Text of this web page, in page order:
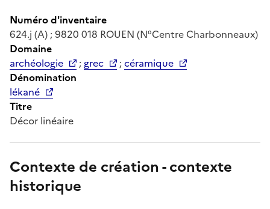
Numéro d'inventaire
624.j (A) ; 9820 018 ROUEN (N°Centre Charbonneaux)
Domaine
archéologie
; grec ;céramique
Dénomination
lékané
Titre
Décor linéaire
Contexte de création - contexte
historique